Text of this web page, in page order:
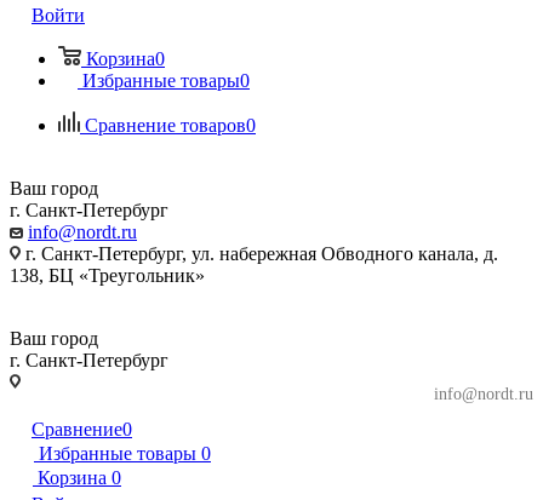
Войти
Корзина0
Избранные товары0
Сравнение товаров0
Ваш город
г. Санкт-Петербург
info@nordt.ru
г. Санкт-Петербург, ул. набережная Обводного канала, д.
138, БЦ «Треугольник»
Ваш город
г. Санкт-Петербург
info@nordt.ru
Сравнение0
Избранные товары 0
Корзина 0